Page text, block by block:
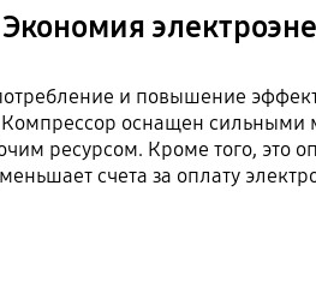
Экономия
и повышение
оснащен
ресурсом. Кроме того, это
счета за оплату